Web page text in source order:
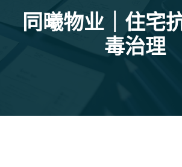
同曦物业｜住宅
毒治理